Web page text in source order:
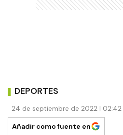
DEPORTES
24 de septiembre de 2022 |
Añadir como fuente en